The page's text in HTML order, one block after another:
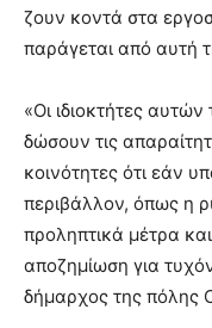
ζουν κοντά στα
παράγεται από αυτή
«Οι ιδιοκτήτες
δώσουν τις
κοινότητες ότι εάν
περιβάλλον, όπως η
προληπτικά μέτρα
αποζημίωση για
δήμαρχος της πόλης